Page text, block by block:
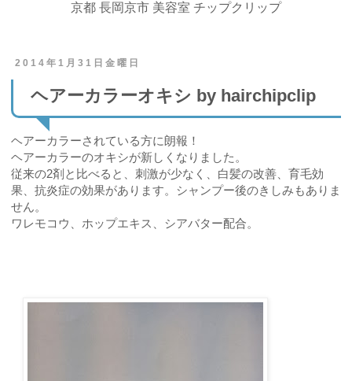
京都 長岡京市 美容室 チップクリップ
2014年1月31日金曜日
ヘアーカラーオキシ by hairchipclip
ヘアーカラーされている方に朗報！
ヘアーカラーのオキシが新しくなりました。
従来の2剤と比べると、刺激が少なく、白髪の改善、育毛効
果、抗炎症の効果があります。シャンプー後のきしみもありま
せん。
ワレモコウ、ホップエキス、シアバター配合。